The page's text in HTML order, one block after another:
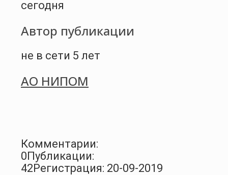
сегодня
Автор публикации
не в сети 5 лет
АО НИПОМ
Комментарии:
0Публикации:
42Регистрация: 20-09-2019